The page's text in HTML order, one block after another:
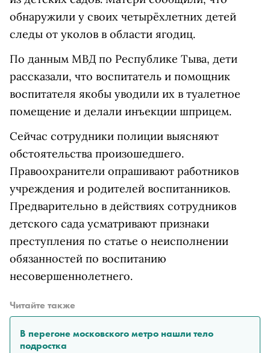
обнаружили у своих четырёхлетних детей
следы от уколов в области ягодиц.
По данным МВД по Республике Тыва, дети
рассказали, что воспитатель и помощник
воспитателя якобы уводили их в туалетное
помещение и делали инъекции шприцем.
Сейчас сотрудники полиции выясняют
обстоятельства произошедшего.
Правоохранители опрашивают работников
учреждения и родителей воспитанников.
Предварительно в действиях сотрудников
детского сада усматривают признаки
преступления по статье о неисполнении
обязанностей по воспитанию
несовершеннолетнего.
Читайте также
В перегоне московского метро нашли тело
подростка